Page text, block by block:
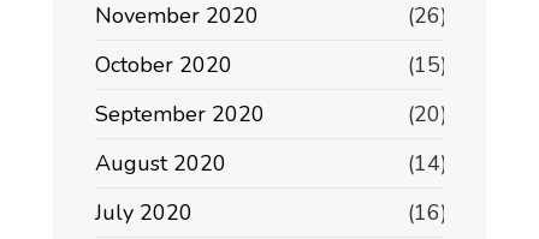
November 2020
(26)
October 2020
(15)
September 2020
(20)
August 2020
(14)
July 2020
(16)